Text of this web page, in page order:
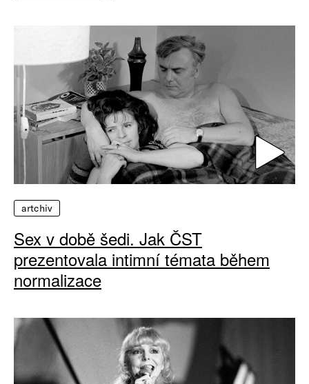
artchiv
Sex v době šedi. Jak ČST
prezentovala intimní témata během
normalizace